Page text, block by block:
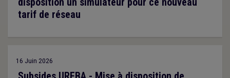
tarif de réseau
16 Juin 2026